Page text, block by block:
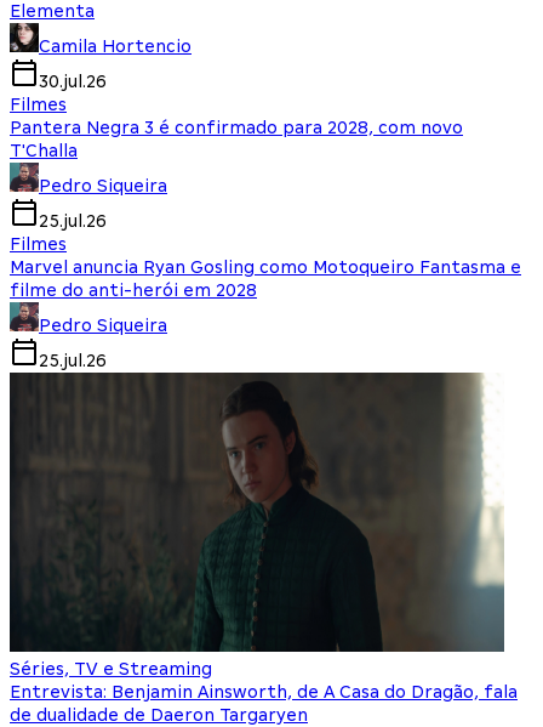
Elementa
Camila Hortencio
30.jul.26
Filmes
Pantera Negra 3 é confirmado para 2028, com novo
T'Challa
Pedro Siqueira
25.jul.26
Filmes
Marvel anuncia Ryan Gosling como Motoqueiro Fantasma e
filme do anti-herói em 2028
Pedro Siqueira
25.jul.26
Séries, TV e Streaming
Entrevista: Benjamin Ainsworth, de A Casa do Dragão, fala
de dualidade de Daeron Targaryen